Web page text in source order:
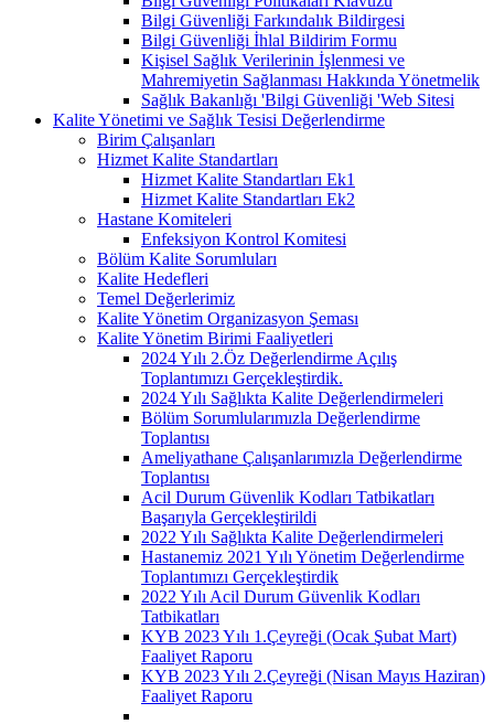
Bilgi Güvenliği Farkındalık Bildirgesi
Bilgi Güvenliği İhlal Bildirim Formu
Kişisel Sağlık Verilerinin İşlenmesi ve
Mahremiyetin Sağlanması Hakkında Yönetmelik
Sağlık Bakanlığı 'Bilgi Güvenliği 'Web Sitesi
Kalite Yönetimi ve Sağlık Tesisi Değerlendirme
Birim Çalışanları
Hizmet Kalite Standartları
Hizmet Kalite Standartları Ek1
Hizmet Kalite Standartları Ek2
Hastane Komiteleri
Enfeksiyon Kontrol Komitesi
Bölüm Kalite Sorumluları
Kalite Hedefleri
Temel Değerlerimiz
Kalite Yönetim Organizasyon Şeması
Kalite Yönetim Birimi Faaliyetleri
2024 Yılı 2.Öz Değerlendirme Açılış
Toplantımızı Gerçekleştirdik.
2024 Yılı Sağlıkta Kalite Değerlendirmeleri
Bölüm Sorumlularımızla Değerlendirme
Toplantısı
Ameliyathane Çalışanlarımızla Değerlendirme
Toplantısı
Acil Durum Güvenlik Kodları Tatbikatları
Başarıyla Gerçekleştirildi
2022 Yılı Sağlıkta Kalite Değerlendirmeleri
Hastanemiz 2021 Yılı Yönetim Değerlendirme
Toplantımızı Gerçekleştirdik
2022 Yılı Acil Durum Güvenlik Kodları
Tatbikatları
KYB 2023 Yılı 1.Çeyreği (Ocak Şubat Mart)
Faaliyet Raporu
KYB 2023 Yılı 2.Çeyreği (Nisan Mayıs Haziran)
Faaliyet Raporu